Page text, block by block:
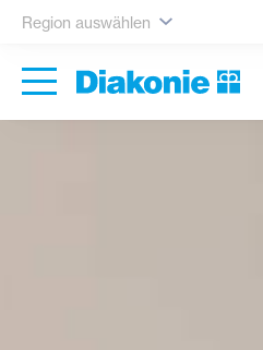
Region auswählen